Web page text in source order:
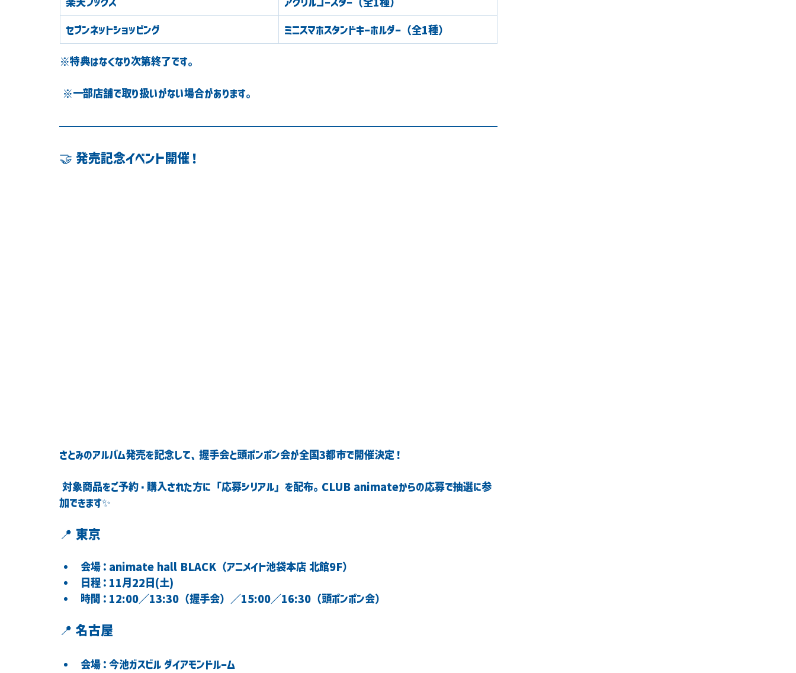
セブンネットショッピング
ミニスマホスタンドキーホルダー（全1種）
※特典はなくなり次第終了です。
※一部店舗で取り扱いがない場合があります。
🤝 発売記念イベント開催！
さとみのアルバム発売を記念して、 握手会と頭ポンポン会が全国3都市で開催決定！
加できます✨
📍 東京
会場：animate hall BLACK（アニメイト池袋本店 北館9F）
日程：11月22日(土)
時間：12:00／13:30（握手会）／15:00／16:30（頭ポンポン会）
📍 名古屋
会場：今池ガスビル ダイアモンドルーム